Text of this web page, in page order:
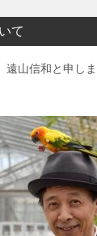
て
遠山信和と申し